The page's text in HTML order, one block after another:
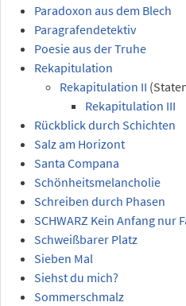
Paradoxon aus dem Blech
Paragrafendetektiv
Poesie aus der Truhe
Rekapitulation
Rekapitulation II
Rekapitulation III
Rückblick durch Schichten
Salz am Horizont
Santa Compana
Schönheitsmelancholie
Schreiben durch Phasen
SCHWARZ Kein Anfang nur
Schweißbarer Platz
Sieben Mal
Siehst du mich?
Sommerschmalz